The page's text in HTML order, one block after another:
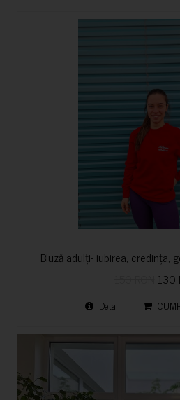
Bluză adulți- iubirea, credința,
130
Detalii